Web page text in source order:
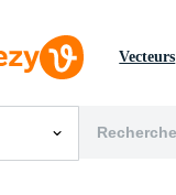
Vecteurs